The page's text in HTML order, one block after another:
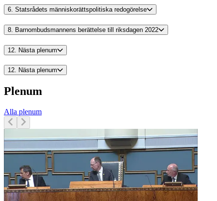
6. Statsrådets människorättspolitiska redogörelse
8. Barnombudsmannens berättelse till riksdagen 2022
12. Nästa plenum
12. Nästa plenum
Plenum
Alla plenum